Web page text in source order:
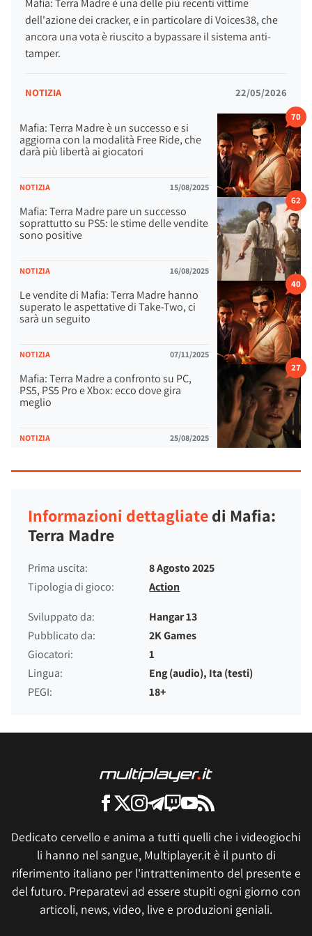
Mafia: Terra Madre è una delle più recenti vittime
dell'azione dei cracker, e in particolare di Voices38, che
ancora una vota è riuscito a bypassare il sistema anti-
tamper.
NOTIZIA 22/05/2026
Mafia: Terra Madre è un successo e si
aggiorna con la modalità Free Ride, che
darà più libertà ai giocatori
NOTIZIA 15/08/2025
70
Mafia: Terra Madre pare un successo
soprattutto su PS5: le stime delle vendite
sono positive
NOTIZIA 16/08/2025
62
Le vendite di Mafia: Terra Madre hanno
superato le aspettative di Take-Two, ci
sarà un seguito
NOTIZIA 07/11/2025
40
Mafia: Terra Madre a confronto su PC,
PS5, PS5 Pro e Xbox: ecco dove gira
meglio
NOTIZIA 25/08/2025
27
Informazioni dettagliatedi Mafia:
Terra Madre
Prima uscita:
8 Agosto 2025
Tipologia di gioco:
Action
Sviluppato da:
Hangar 13
Pubblicato da:
2K Games
Giocatori:
1
Lingua:
Eng (audio), Ita (testi)
PEGI:
18+
Dedicato cervello e anima a tutti quelli che i videogiochi
li hanno nel sangue, Multiplayer.it è il punto di
riferimento italiano per l'intrattenimento del presente e
del futuro. Preparatevi ad essere stupiti ogni giorno con
articoli, news, video, live e produzioni geniali.